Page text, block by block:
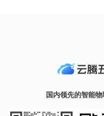
国内领先的智能